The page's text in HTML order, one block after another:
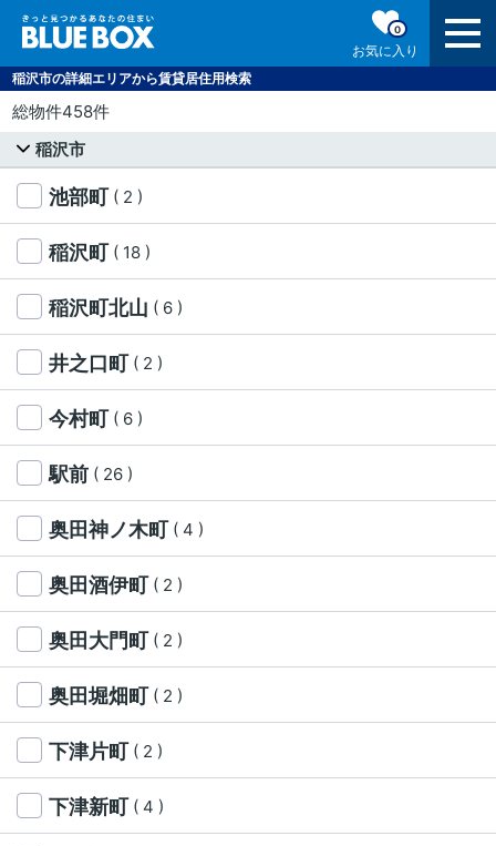
お気に入り
0
稲沢市の詳細エリアから賃貸居住用検索
総物件458件
稲沢市
池部町 ( 2 )
稲沢町 ( 18 )
稲沢町北山 ( 6 )
井之口町 ( 2 )
今村町 ( 6 )
駅前 ( 26 )
奥田神ノ木町 ( 4 )
奥田酒伊町 ( 2 )
奥田大門町 ( 2 )
奥田堀畑町 ( 2 )
下津片町 ( 2 )
下津新町 ( 4 )